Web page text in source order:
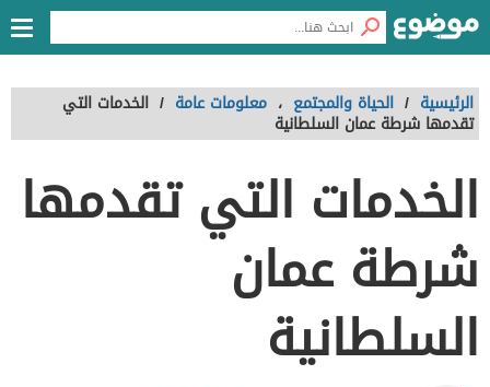
الرئيسية / الحياة والمجتمع ، معلومات عامة / الخدمات التي
تقدمها شرطة عمان السلطانية
الخدمات التي تقدمها
شرطة عمان
السلطانية